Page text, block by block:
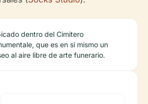
dentro del Cimitero
que es en sí mismo un
al aire libre de arte funerario.